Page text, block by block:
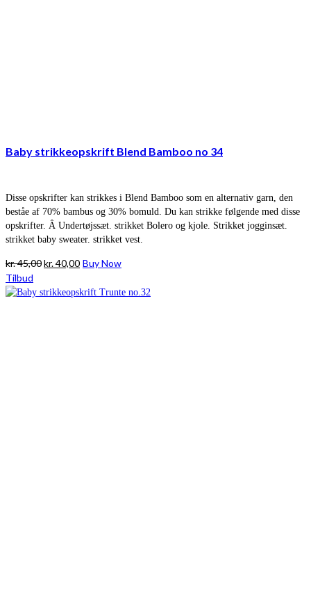
Baby strikkeopskrift Blend Bamboo no 34
Disse opskrifter kan strikkes i Blend Bamboo som en alternativ garn, den
beståe af 70% bambus og 30% bomuld. Du kan strikke følgende med disse
opskrifter. Â Undertøjssæt. strikket Bolero og kjole. Strikket jogginsæt.
strikket baby sweater. strikket vest.
kr.45,00Den
pris
kr.40,00Den
pris
Buy Now
Tilbud